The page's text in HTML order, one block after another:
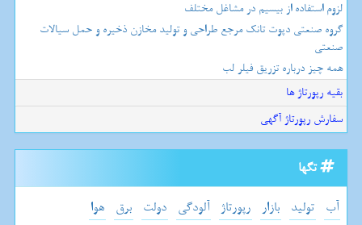
لزوم استفاده از بیسیم در مشاغل مختلف
گروه صنعتی دپوت تانک مرجع طراحی و تولید مخازن ذخیره و حمل سیالات
صنعتی
همه چیز درباره تزریق فیلر لب
بقیه رپورتاژ ها
سفارش رپورتاژ آگهی
تگها
آب تولید بازار رپورتاژ آلودگی دولت برق هوا